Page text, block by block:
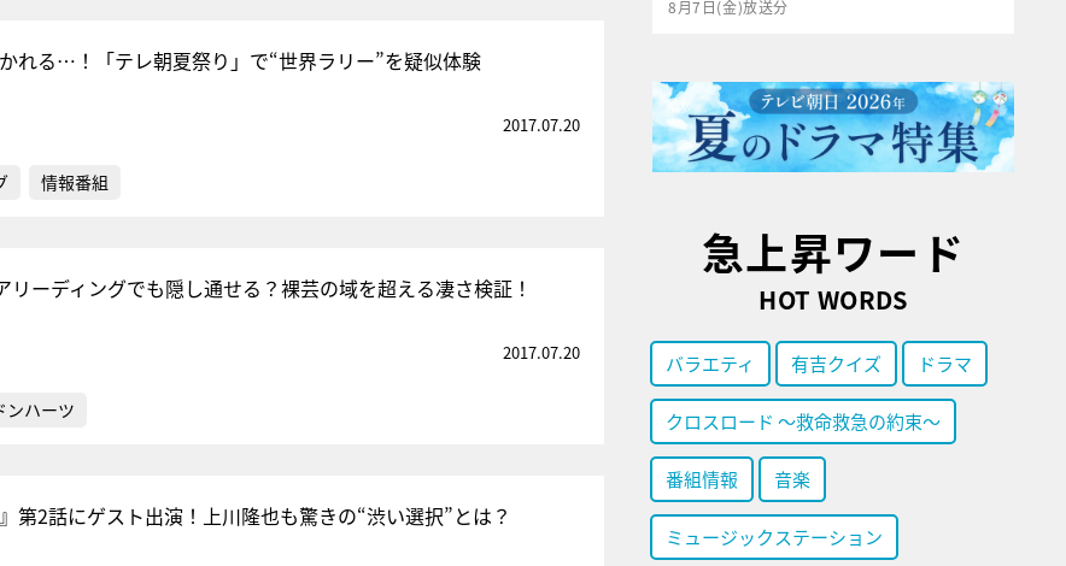
れる…！「テレ朝夏祭り」で“世界ラリー”を疑似体験
2017.07.20
情報番組
リーディングでも隠し通せる？裸芸の域を超える凄さ検証！
2017.07.20
ンハーツ
第2話にゲスト出演！上川隆也も驚きの“渋い選択”とは？
8月7日(金)放送分
急上昇ワード
HOT WORDS
バラエティ 有吉クイズ ドラマ
クロスロード ～救命救急の約束～
番組情報 音楽
ミュージックステーション